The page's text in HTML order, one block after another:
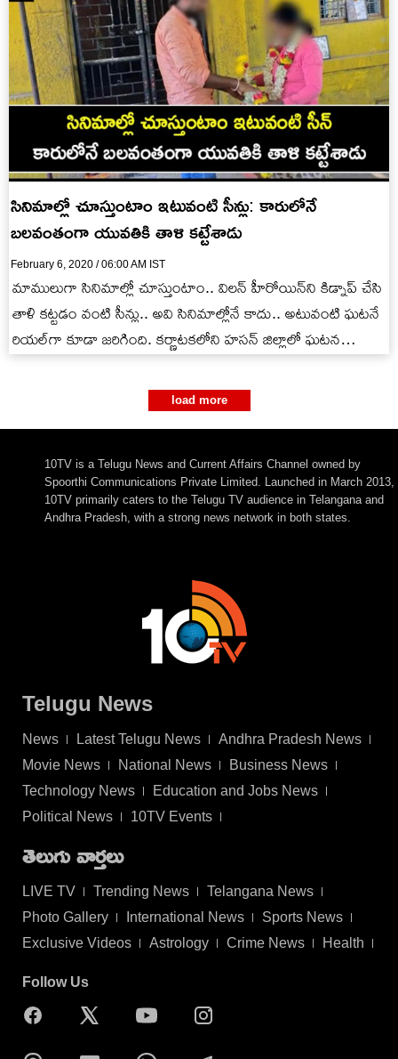
సినిమాల్లో చూస్తుంటాం ఇటువంటి సీన్లు: కారులోనే
బలవంతంగా యువతికి తాళి కట్టేశాడు
February 6, 2020 / 06:00 AM IST
మాములుగా సినిమాల్లో చూస్తుంటాం.. విలన్ హీరోయిన్‌ని కిడ్నాప్ చేసి
తాళి కట్టడం వంటి సీన్లు.. అవి సినిమాల్లోనే కాదు.. అటువంటి ఘటనే
రియల్‌గా కూడా జరిగింది. కర్ణాటకలోని హసన్‌ జిల్లాలో ఘటన
load more
10TV is a Telugu News and Current Affairs Channel owned by
Spoorthi Communications Private Limited. Launched in March 2013,
10TV primarily caters to the Telugu TV audience in Telangana and
Andhra Pradesh, with a strong news network in both states.
Telugu News
News Latest Telugu News
Andhra Pradesh News
Movie News
National News
Business News
Technology News
Education and Jobs News
Political News
10TV Events
తెలుగు వార్తలు
LIVE TV Trending News
Telangana News
Photo Gallery
International News
Sports News
Exclusive Videos
Astrology Crime News Health
Follow Us